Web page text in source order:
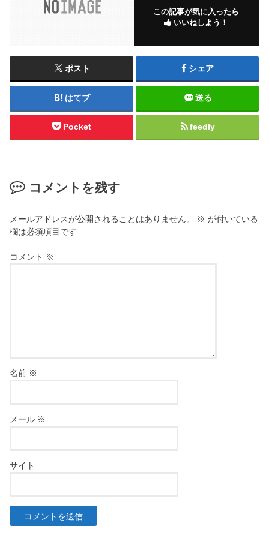
この記事が気に入ったら
いいねしよう！
ポスト シェア
はてブ 送る
Pocket feedly
コメントを残す
メールアドレスが公開されることはありません。 ※ が付いている
欄は必須項目です
コメント ※
名前 ※
メール ※
サイト